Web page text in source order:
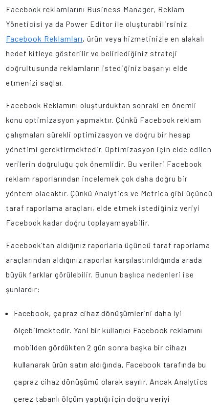
Facebook reklamlarını Business Manager, Reklam
Yöneticisi ya da Power Editor ile oluşturabilirsiniz.
Facebook Reklamları, ürün veya hizmetinizle en alakalı
hedef kitleye gösterilir ve belirlediğiniz strateji
doğrultusunda reklamların istediğiniz başarıyı elde
etmenizi sağlar.
Facebook Reklamını oluşturduktan sonraki en önemli
konu optimizasyon yapmaktır. Çünkü Facebook reklam
çalışmaları sürekli optimizasyon ve doğru bir hesap
yönetimi gerektirmektedir. Optimizasyon için elde edilen
verilerin doğruluğu çok önemlidir. Bu verileri Facebook
reklam raporlarından incelemek çok daha doğru bir
yöntem olacaktır. Çünkü Analytics ve Metrica gibi üçüncü
taraf raporlama araçları, elde etmek istediğiniz veriyi
Facebook kadar doğru toplayamayabilir.
Facebook’tan aldığınız raporlarla üçüncü taraf raporlama
araçlarından aldığınız raporlar karşılaştırıldığında arada
büyük farklar görülebilir. Bunun başlıca nedenleri ise
şunlardır:
Facebook, çapraz cihaz dönüşümlerini daha iyi
ölçebilmektedir. Yani bir kullanıcı Facebook reklamını
mobilden gördükten 2 gün sonra başka bir cihazı
kullanarak ürün satın aldığında, Facebook tarafında bu
çapraz cihaz dönüşümü olarak sayılır. Ancak Analytics
çerez tabanlı ölçüm yaptığı için doğru veriyi